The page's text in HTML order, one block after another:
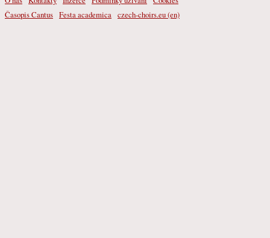
Časopis Cantus Festa academica czech-choirs.eu (en)